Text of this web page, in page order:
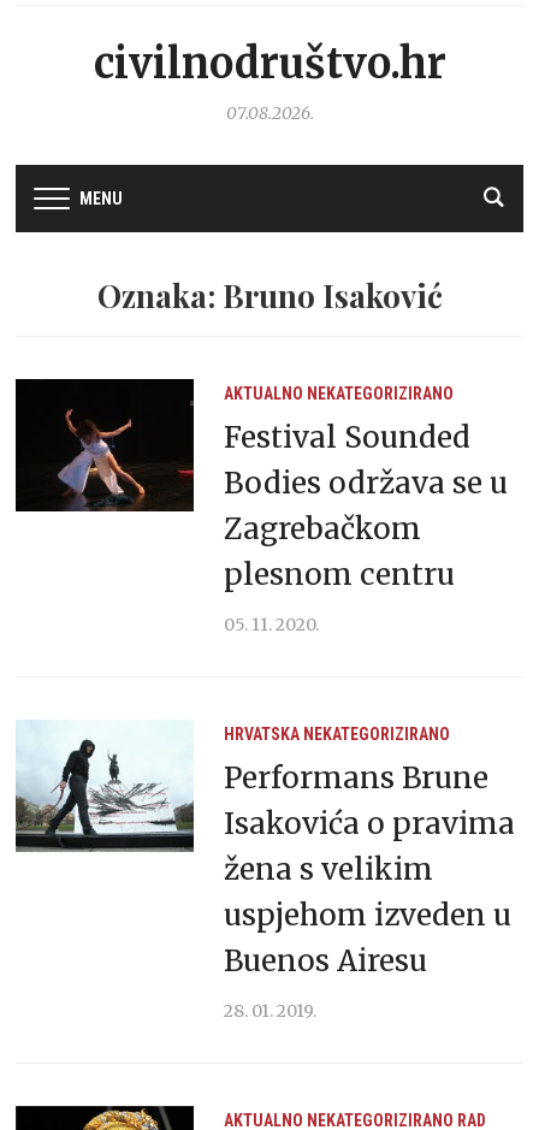
civilnodruštvo.hr
07.08.2026.
MENU
Oznaka: Bruno Isaković
AKTUALNO NEKATEGORIZIRANO
Festival Sounded
Bodies održava se u
Zagrebačkom
plesnom centru
05. 11. 2020.
HRVATSKA NEKATEGORIZIRANO
Performans Brune
Isakovića o pravima
žena s velikim
uspjehom izveden u
Buenos Airesu
28. 01. 2019.
AKTUALNO NEKATEGORIZIRANO RAD